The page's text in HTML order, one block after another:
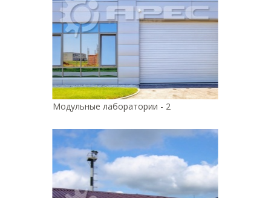
Модульные лаборатории - 2